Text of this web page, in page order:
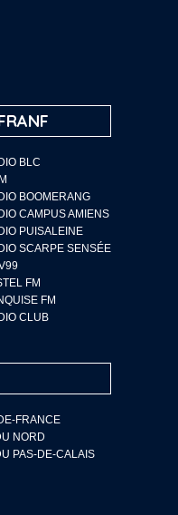
BLC
BOOMERANG
CAMPUS AMIENS
PUISALEINE
SCARPE SENSÉE
FM
FM
CLUB
FRANCE
NORD
PAS-DE-CALAIS